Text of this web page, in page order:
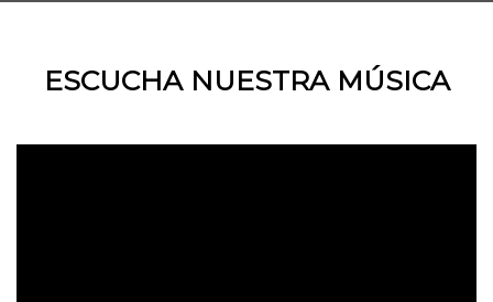
ESCUCHA NUESTRA MÚSICA